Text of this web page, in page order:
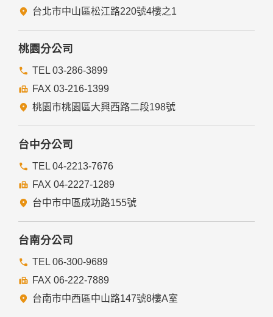
台北市中山區松江路220號4樓之1
桃園分公司
TEL 03-286-3899
FAX 03-216-1399
桃園市桃園區大興西路二段198號
台中分公司
TEL 04-2213-7676
FAX 04-2227-1289
台中市中區成功路155號
台南分公司
TEL 06-300-9689
FAX 06-222-7889
台南市中西區中山路147號8樓A室